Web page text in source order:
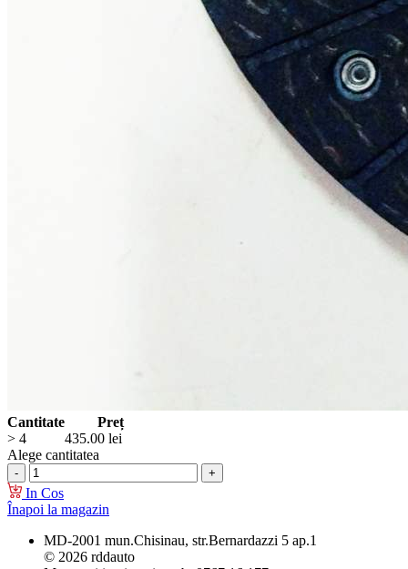
Cantitate
Preț
> 4
435.00 lei
Alege cantitatea
In Cos
Înapoi la magazin
MD-2001 mun.Chisinau, str.Bernardazzi 5 ap.1
© 2026 rddauto